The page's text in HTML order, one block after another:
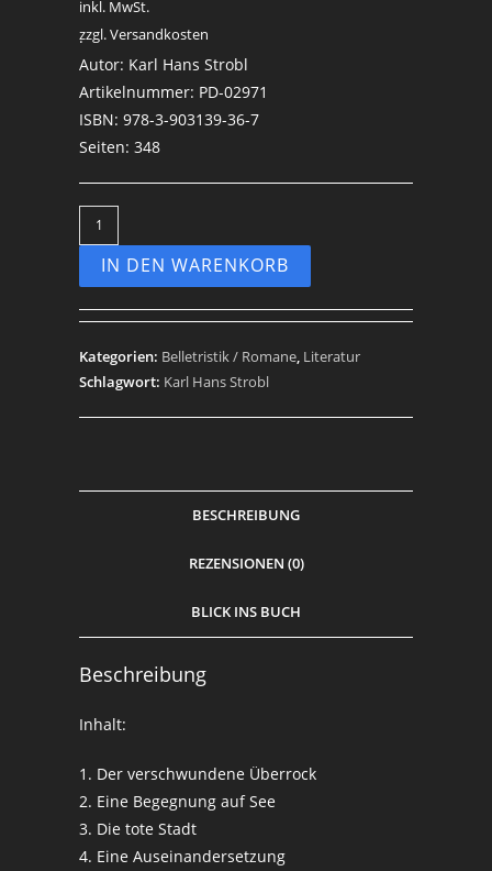
inkl. MwSt.
zzgl. Versandkosten
.
Autor: Karl Hans Strobl
Artikelnummer: PD-02971
ISBN: 978-3-903139-36-7
Seiten: 348
IN DEN WARENKORB
Kategorien: Belletristik / Romane, Literatur
Schlagwort: Karl Hans Strobl
BESCHREIBUNG
REZENSIONEN (0)
BLICK INS BUCH
Beschreibung
Inhalt:
1. Der verschwundene Überrock
2. Eine Begegnung auf See
3. Die tote Stadt
4. Eine Auseinandersetzung